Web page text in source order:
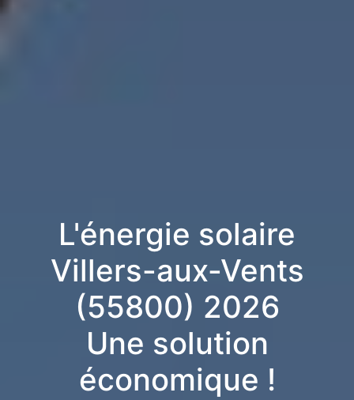
L'énergie solaire
Villers-aux-Vents
(55800) 2026
Une solution
économique !